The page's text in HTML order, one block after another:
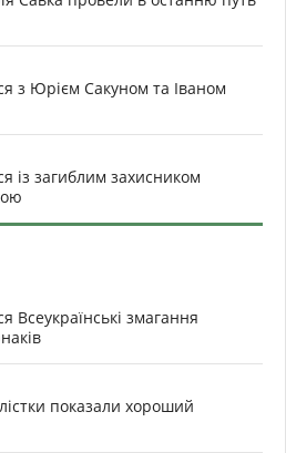
з Юрієм Сакуном та Іваном
із загиблим захисником
Всеукраїнські змагання
показали хороший